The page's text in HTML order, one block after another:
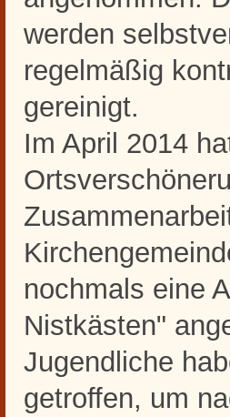
werden
regelmäßig
gereinigt.
Im April 2014
nochmals eine
Nistkästen"
Jugendliche
getroffen, um